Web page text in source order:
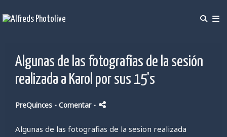
Algunas de las fotografías de la sesión
realizada a Karol por sus 15's
PreQuinces - Comentar -
Algunas de las fotografias de la sesion realizada